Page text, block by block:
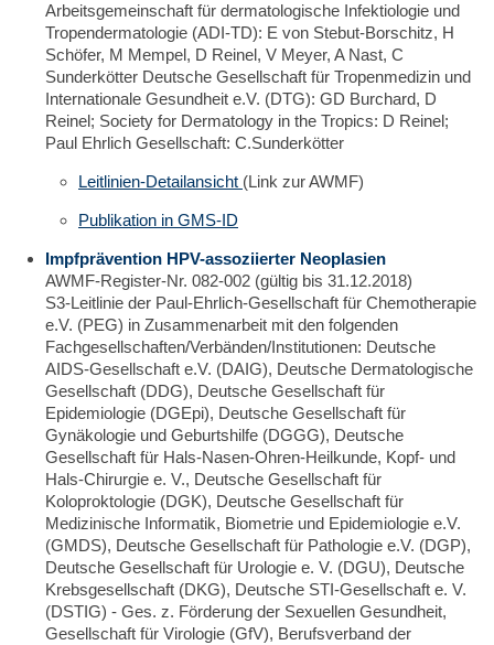
Arbeitsgemeinschaft für dermatologische Infektiologie und
Tropendermatologie (ADI-TD): E von Stebut-Borschitz, H
Schöfer, M Mempel, D Reinel, V Meyer, A Nast, C
Sunderkötter Deutsche Gesellschaft für Tropenmedizin und
Internationale Gesundheit e.V. (DTG): GD Burchard, D
Reinel; Society for Dermatology in the Tropics: D Reinel;
Paul Ehrlich Gesellschaft: C.Sunderkötter
Leitlinien-Detailansicht (Link zur AWMF)
Publikation in GMS-ID
Impfprävention HPV-assoziierter Neoplasien
AWMF-Register-Nr. 082-002 (gültig bis 31.12.2018)
S3-Leitlinie der Paul-Ehrlich-Gesellschaft für Chemotherapie
e.V. (PEG) in Zusammenarbeit mit den folgenden
Fachgesellschaften/Verbänden/Institutionen: Deutsche
AIDS-Gesellschaft e.V. (DAIG), Deutsche Dermatologische
Gesellschaft (DDG), Deutsche Gesellschaft für
Epidemiologie (DGEpi), Deutsche Gesellschaft für
Gynäkologie und Geburtshilfe (DGGG), Deutsche
Gesellschaft für Hals-Nasen-Ohren-Heilkunde, Kopf- und
Hals-Chirurgie e. V., Deutsche Gesellschaft für
Koloproktologie (DGK), Deutsche Gesellschaft für
Medizinische Informatik, Biometrie und Epidemiologie e.V.
(GMDS), Deutsche Gesellschaft für Pathologie e.V. (DGP),
Deutsche Gesellschaft für Urologie e. V. (DGU), Deutsche
Krebsgesellschaft (DKG), Deutsche STI-Gesellschaft e. V.
(DSTIG) - Ges. z. Förderung der Sexuellen Gesundheit,
Gesellschaft für Virologie (GfV), Berufsverband der